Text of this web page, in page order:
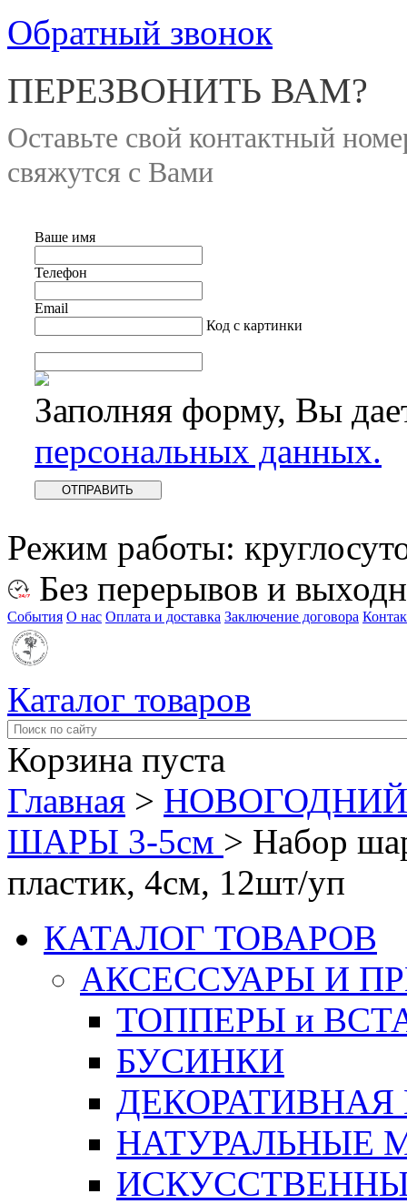
Обратный звонок
ПЕРЕЗВОНИТЬ ВАМ?
Оставьте свой контактный
свяжутся с Вами
Ваше имя
Телефон
Email
Код с картинки
Заполняя форму, Вы
персональных данных.
Режим работы:
Без перерывов и
События О нас Оплата и доставка Заключение договора
Каталог товаров
Корзина пуста
Главная >
ШАРЫ 3-5см > Набор
пластик, 4см, 12шт/уп
КАТАЛОГ ТОВАРОВ
АКСЕССУАРЫ И
ТОППЕРЫ и
БУСИНКИ
ДЕКОРАТИВНАЯ
НАТУРАЛЬНЫЕ